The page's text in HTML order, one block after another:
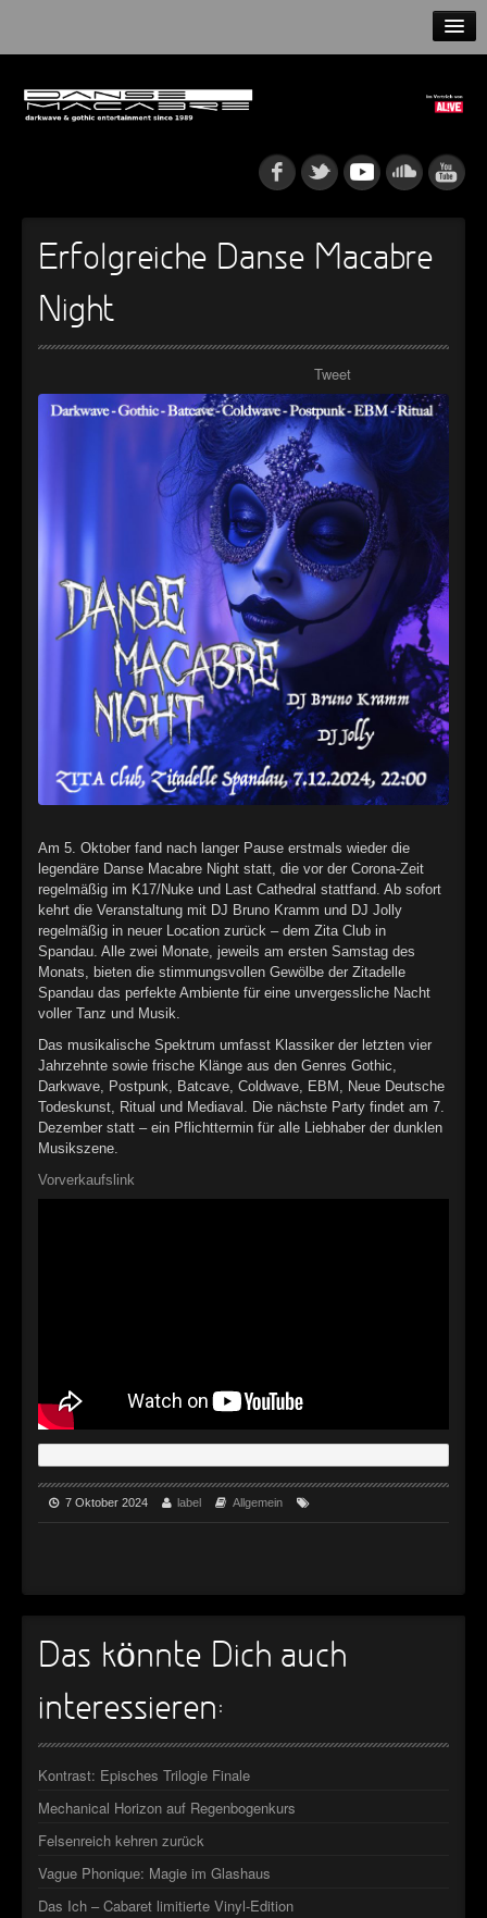
NEWS
GOTHIP PODCAST
►
►
►
►
►
►
►
►
►
►
►
►
Erfolgreiche Danse Macabre
Night
Tweet
Am 5. Oktober fand nach langer Pause erstmals wieder die
legendäre Danse Macabre Night statt, die vor der Corona-Zeit
regelmäßig im K17/Nuke und Last Cathedral stattfand. Ab sofort
kehrt die Veranstaltung mit DJ Bruno Kramm und DJ Jolly
regelmäßig in neuer Location zurück – dem Zita Club in
Spandau. Alle zwei Monate, jeweils am ersten Samstag des
Monats, bieten die stimmungsvollen Gewölbe der Zitadelle
Spandau das perfekte Ambiente für eine unvergessliche Nacht
voller Tanz und Musik.
Das musikalische Spektrum umfasst Klassiker der letzten vier
Jahrzehnte sowie frische Klänge aus den Genres Gothic,
Darkwave, Postpunk, Batcave, Coldwave, EBM, Neue Deutsche
Todeskunst, Ritual und Mediaval. Die nächste Party findet am 7.
Dezember statt – ein Pflichttermin für alle Liebhaber der dunklen
Musikszene.
Vorverkaufslink
7 Oktober 2024 label Allgemein
Das könnte Dich auch
interessieren:
Kontrast: Episches Trilogie Finale
Mechanical Horizon auf Regenbogenkurs
Felsenreich kehren zurück
Vague Phonique: Magie im Glashaus
Das Ich – Cabaret limitierte Vinyl-Edition